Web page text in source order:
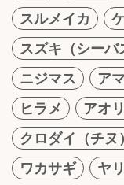
スルメイカ
スズキ（シーバ
ニジマス
ア
ヒラメ
アオ
クロダイ（チヌ）
ワカサギ
ヤ